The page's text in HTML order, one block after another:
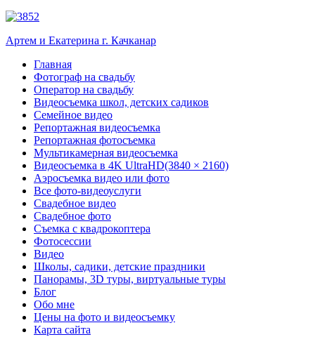
Артем и Екатерина г. Качканар
Главная
Фотограф на свадьбу
Оператор на свадьбу
Видеосъемка школ, детских садиков
Семейное видео
Репортажная видеосъемка
Репортажная фотосъемка
Мультикамерная видеосъемка
Видеосъемка в 4K UltraHD(3840 × 2160)
Аэросъемка видео или фото
Все фото-видеоуслуги
Свадебное видео
Свадебное фото
Съемка с квадрокоптера
Фотосессии
Видео
Школы, садики, детские праздники
Панорамы, 3D туры, виртуальные туры
Блог
Обо мне
Цены на фото и видеосъемку
Карта сайта